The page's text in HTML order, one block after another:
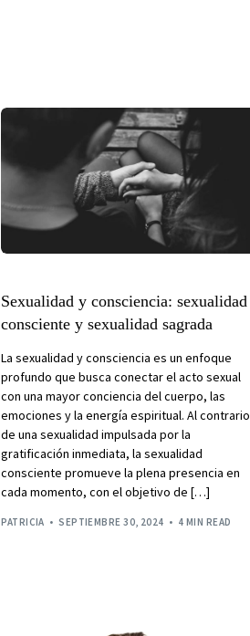
Sexualidad y consciencia: sexualidad
consciente y sexualidad sagrada
La sexualidad y consciencia es un enfoque
profundo que busca conectar el acto sexual
con una mayor conciencia del cuerpo, las
emociones y la energía espiritual. Al contrario
de una sexualidad impulsada por la
gratificación inmediata, la sexualidad
consciente promueve la plena presencia en
cada momento, con el objetivo de […]
PATRICIA SEPTIEMBRE 30, 2024 4 MIN READ